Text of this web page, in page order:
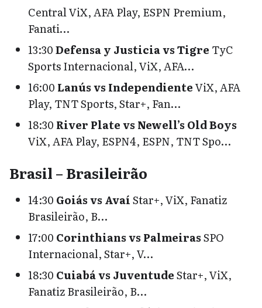
Central ViX, AFA Play, ESPN Premium,
Fanati…
13:30Defensa y Justicia vs Tigre TyC
Sports Internacional, ViX, AFA…
16:00 Lanús vs IndependienteViX, AFA
Play, TNT Sports, Star+, Fan…
18:30 River Plate vs Newell’s Old Boys
ViX, AFA Play, ESPN4, ESPN, TNT Spo…
Brasil – Brasileirão
14:30 Goiás vs AvaíStar+, ViX, Fanatiz
Brasileirão, B…
17:00 Corinthians vs PalmeirasSPO
Internacional, Star+, V…
18:30 Cuiabá vs JuventudeStar+, ViX,
Fanatiz Brasileirão, B…